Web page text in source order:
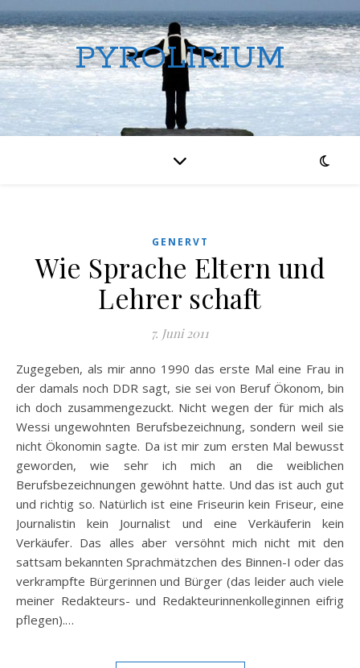
PYROLIRIUM
GENERVT
Wie Sprache Eltern und
Lehrer schaft
7. Juni 2011
Zugegeben, als mir anno 1990 das erste Mal eine Frau in
der damals noch DDR sagt, sie sei von Beruf Ökonom, bin
ich doch zusammengezuckt. Nicht wegen der für mich als
Wessi ungewohnten Berufsbezeichnung, sondern weil sie
nicht Ökonomin sagte. Da ist mir zum ersten Mal bewusst
geworden, wie sehr ich mich an die weiblichen
Berufsbezeichnungen gewöhnt hatte. Und das ist auch gut
und richtig so. Natürlich ist eine Friseurin kein Friseur, eine
Journalistin kein Journalist und eine Verkäuferin kein
Verkäufer. Das alles aber versöhnt mich nicht mit den
sattsam bekannten Sprachmätzchen des Binnen-I oder das
verkrampfte Bürgerinnen und Bürger (das leider auch viele
meiner Redakteurs- und Redakteurinnenkolleginnen eifrig
pflegen).…